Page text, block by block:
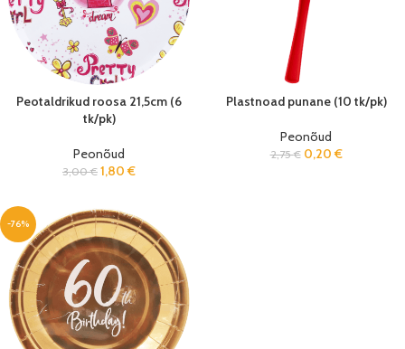
Peotaldrikud roosa 21,5cm (6
tk/pk)
Peonõud
3,00€ 1,80 €
Plastnoad punane (10 tk/pk)
Peonõud
2,75€ 0,20 €
-76%